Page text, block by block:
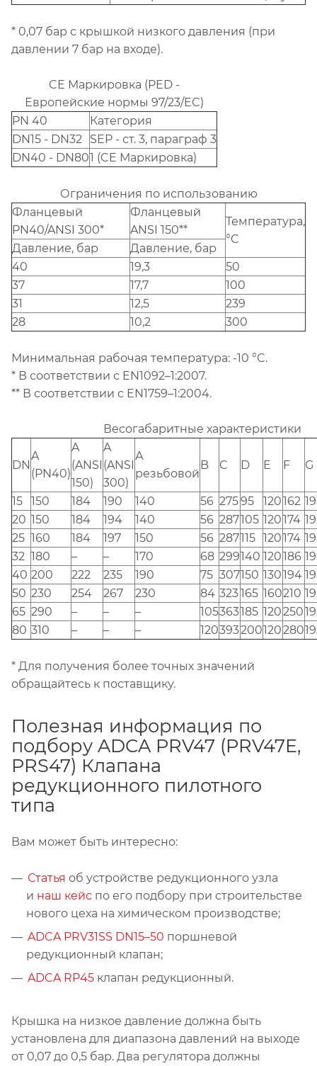
* 0,07 бар с крышкой низкого давления (при
давлении 7 бар на входе).
CE Маркировка (PED -
Европейские нормы 97/23/EC)
PN 40
Категория
DN15 - DN32
SEP - ст. 3, параграф 3
DN40 - DN801 (CE Маркировка)
Ограничения по использованию
Фланцевый
PN40/ANSI 300*
Фланцевый
ANSI 150**
Температура,
°C
Давление, бар
Давление, бар
40
19,3
50
37
17,7
100
31
12,5
239
28
10,2 300
Минимальная рабочая температура: -10 °C.
* В соответствии с EN1092–1:2007.
** В соответствии с EN1759–1:2004.
Весогабаритные характеристики
DN
A
(PN40)
A
(ANSI
150)
A
(ANSI
300)
А
резьбовой
B C D E F G
15 150 184 190 140 56 27595 120162
20 150 184 194 140 56 287105 120174
25 160 184 197 150 56 287115 120174
32 180 – – 170 68 299140 120186
40 200 222 235 190 75 307150 130194
50 230 254 267 230 84 323165 160210
65 290 – – – 105363185 120250
80 310 – – – 120393200120280
* Для получения более точных значений
обращайтесь к поставщику.
Полезная информация по
подбору ADCA PRV47 (PRV47E,
PRS47) Клапана
редукционного пилотного
типа
Вам может быть интересно:
Статья об устройстве редукционного узла
и наш кейс по его подбору при строительстве
нового цеха на химическом производстве;
ADCA PRV31SS DN15–50 поршневой
редукционный клапан;
ADCA RP45 клапан редукционный.
Крышка на низкое давление должна быть
установлена для диапазона давлений на выходе
от 0,07 до 0,5 бар. Два регулятора должны